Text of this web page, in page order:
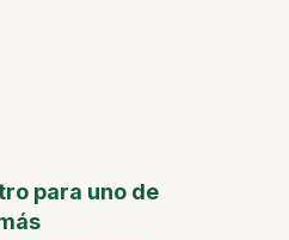
para uno de